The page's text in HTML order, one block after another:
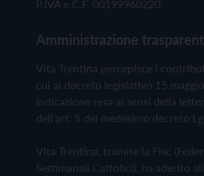
P.IVA e C.F. 00199960220
Amministrazione
Vita Trentina percepisce i
cui al decreto legislativo 15
Indicazione resa ai sensi della
dell'art. 5 del medesimo decreto
Vita Trentina, tramite la Fisc
Settimanali Cattolici), ha aderito